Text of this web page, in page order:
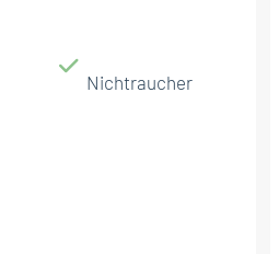
Nichtraucher